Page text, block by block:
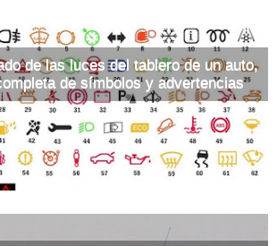
de las luces del tablero de un auto,
de símbolos y advertencias